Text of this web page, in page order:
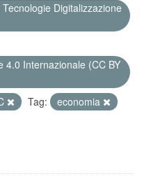
Digitalizzazione
4.0 Internazionale (CC BY
Tag:
economia